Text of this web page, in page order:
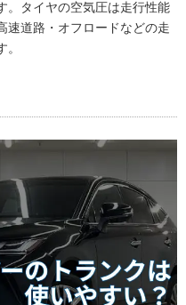
。タイヤの空気圧は走行性能
速道路・オフロードなどの走